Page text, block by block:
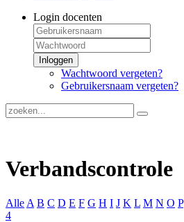
Login docenten
Inloggen
Wachtwoord vergeten?
Gebruikersnaam vergeten?
Verbandscontrole
Alle A B C D E F G H I J K L M N O P
4